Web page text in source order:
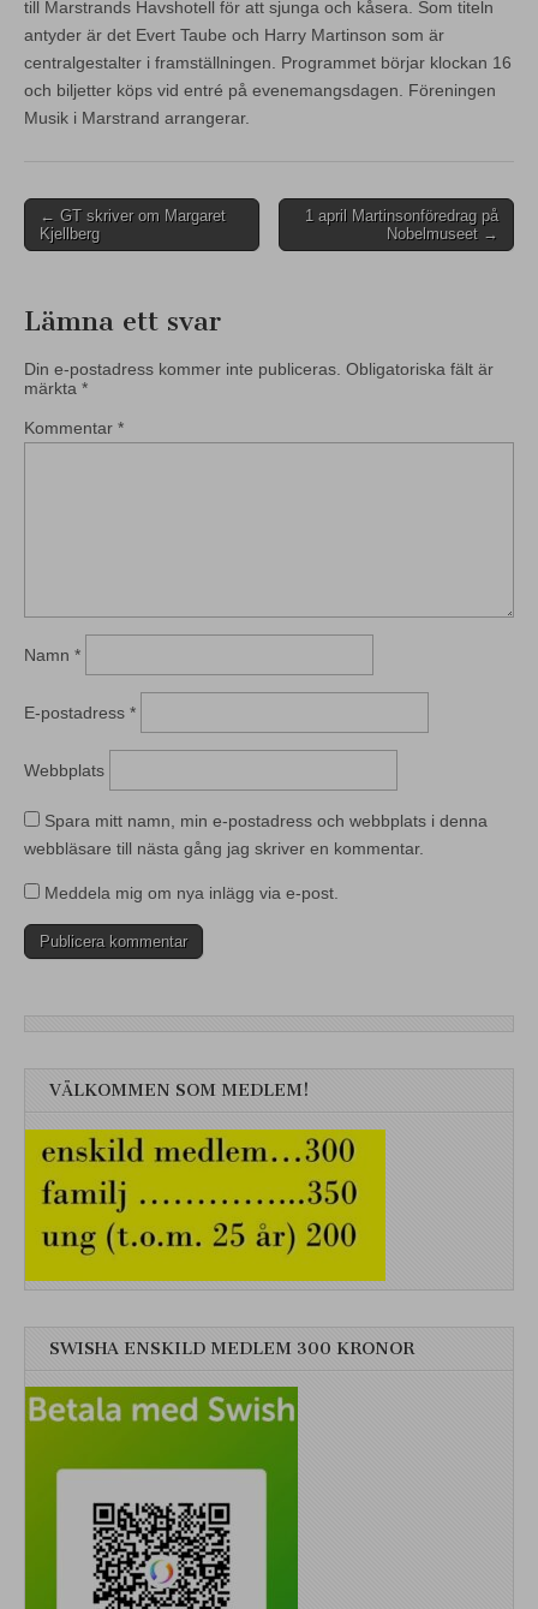
till Marstrands Havshotell för att sjunga och kåsera. Som titeln
antyder är det Evert Taube och Harry Martinson som är
centralgestalter i framställningen. Programmet börjar klockan 16
och biljetter köps vid entré på evenemangsdagen. Föreningen
Musik i Marstrand arrangerar.
Post
navigation
← GT skriver om Margaret
Kjellberg
1 april Martinsonföredrag på
Nobelmuseet →
Lämna ett svar
Din e-postadress kommer inte publiceras. Obligatoriska fält är
märkta *
Kommentar *
Namn *
E-postadress *
Webbplats
Spara mitt namn, min e-postadress och webbplats i denna
webbläsare till nästa gång jag skriver en kommentar.
Meddela mig om nya inlägg via e-post.
VÄLKOMMEN SOM MEDLEM!
SWISHA ENSKILD MEDLEM 300 KRONOR